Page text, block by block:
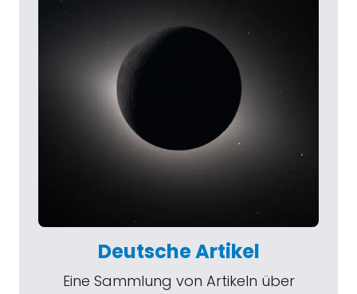
Deutsche Artikel
Eine Sammlung von Artikeln über